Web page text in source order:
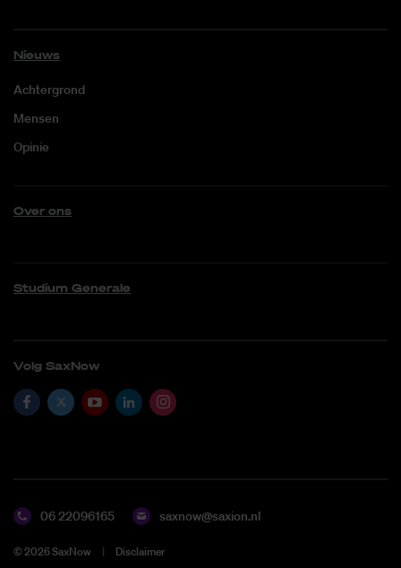
Nieuws
Achtergrond
Mensen
Opinie
Over ons
Studium Generale
Volg SaxNow
06 22096165 saxnow@saxion.nl
©2026SaxNow Disclaimer